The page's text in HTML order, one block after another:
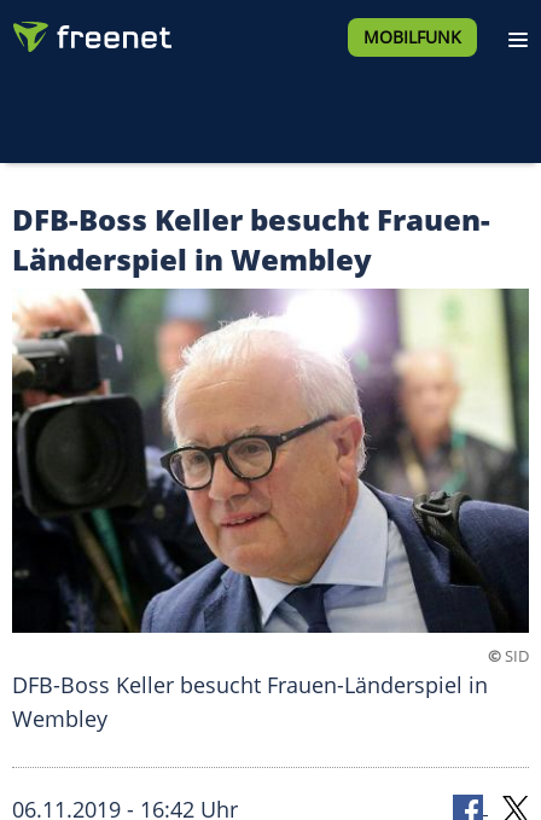
MOBILFUNK
DFB-Boss Keller besucht Frauen-
Länderspiel in Wembley
©SID
DFB-Boss Keller besucht Frauen-Länderspiel in
Wembley
06.11.2019 - 16:42 Uhr